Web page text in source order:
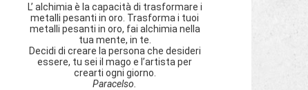
L’ alchimia è la capacità di trasformare i
metalli pesanti in oro. Trasforma i tuoi
metalli pesanti in oro, fai alchimia nella
tua mente, in te.
Decidi di creare la persona che desideri
essere, tu sei il mago e l’artista per
crearti ogni giorno.
Paracelso.